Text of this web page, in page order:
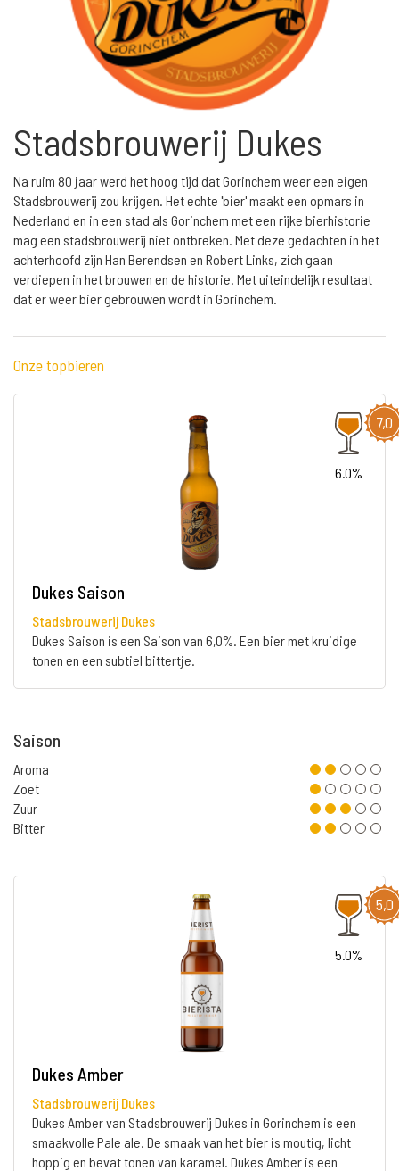
Stadsbrouwerij Dukes
Na ruim 80 jaar werd het hoog tijd dat Gorinchem weer een eigen
Stadsbrouwerij zou krijgen. Het echte 'bier' maakt een opmars in
Nederland en in een stad als Gorinchem met een rijke bierhistorie
mag een stadsbrouwerij niet ontbreken. Met deze gedachten in het
achterhoofd zijn Han Berendsen en Robert Links, zich gaan
verdiepen in het brouwen en de historie. Met uiteindelijk resultaat
dat er weer bier gebrouwen wordt in Gorinchem.
Onze topbieren
7,0
6.0%
Dukes Saison
Stadsbrouwerij Dukes
Dukes Saison is een Saison van 6,0%. Een bier met kruidige
tonen en een subtiel bittertje.
Saison
Aroma
Zoet
Zuur
Bitter
5,0
5.0%
Dukes Amber
Stadsbrouwerij Dukes
Dukes Amber van Stadsbrouwerij Dukes in Gorinchem is een
smaakvolle Pale ale. De smaak van het bier is moutig, licht
hoppig en bevat tonen van karamel. Dukes Amber is een